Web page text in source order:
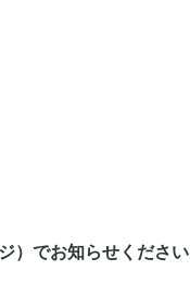
）でお知らせください